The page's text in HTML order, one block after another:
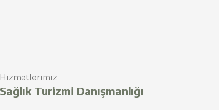
Hizmetlerimiz
Sağlık Turizmi Danışmanlığı